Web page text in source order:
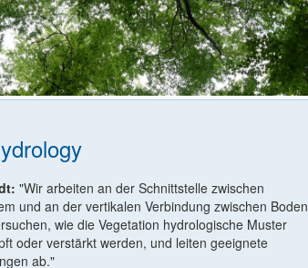
"Wir arbeiten an der Schnittstelle zwischen
und an der vertikalen Verbindung zwischen Boden
wie die Vegetation hydrologische Muster
oder verstärkt werden, und leiten geeignete
ab."